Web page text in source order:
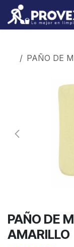
Ir al contenido
PAÑO DE
PAÑO DE
AMARILLO